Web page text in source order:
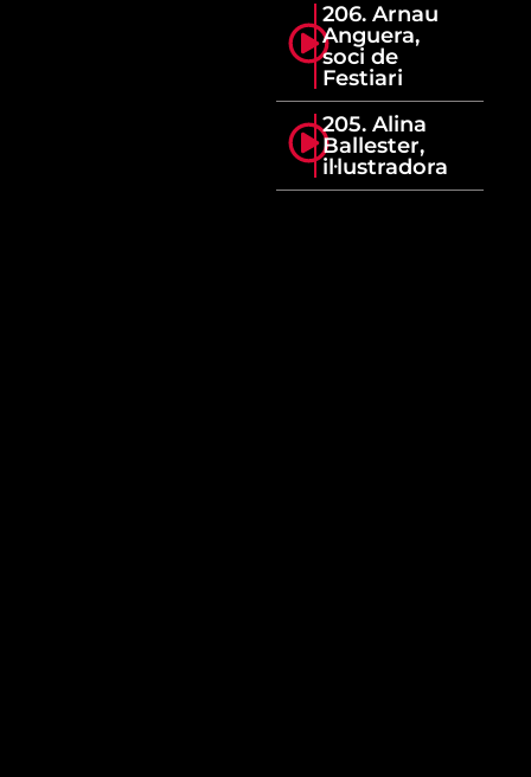
206. Arnau
Anguera,
soci de
Festiari
205. Alina
Ballester,
il·lustradora